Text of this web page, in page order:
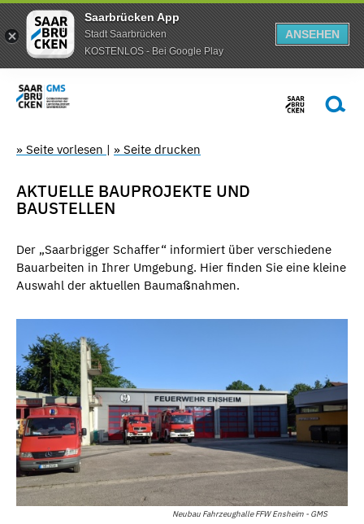
Saarbrücken App
Stadt Saarbrücken
KOSTENLOS - Bei Google Play
ANSEHEN
» Seite vorlesen | » Seite drucken
AKTUELLE BAUPROJEKTE UND
BAUSTELLEN
Der „Saarbrigger Schaffer“ informiert über verschiedene
Bauarbeiten in Ihrer Umgebung. Hier finden Sie eine kleine
Auswahl der aktuellen Baumaßnahmen.
Neubau Fahrzeughalle FFW Ensheim - GMS